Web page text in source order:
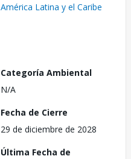
América Latina y el Caribe
Categoría Ambiental
N/A
Fecha de Cierre
29 de diciembre de 2028
Última Fecha de